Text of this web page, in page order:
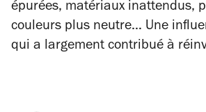
épurées, matériaux inattendus,
couleurs plus neutre… Une
qui a largement contribué à